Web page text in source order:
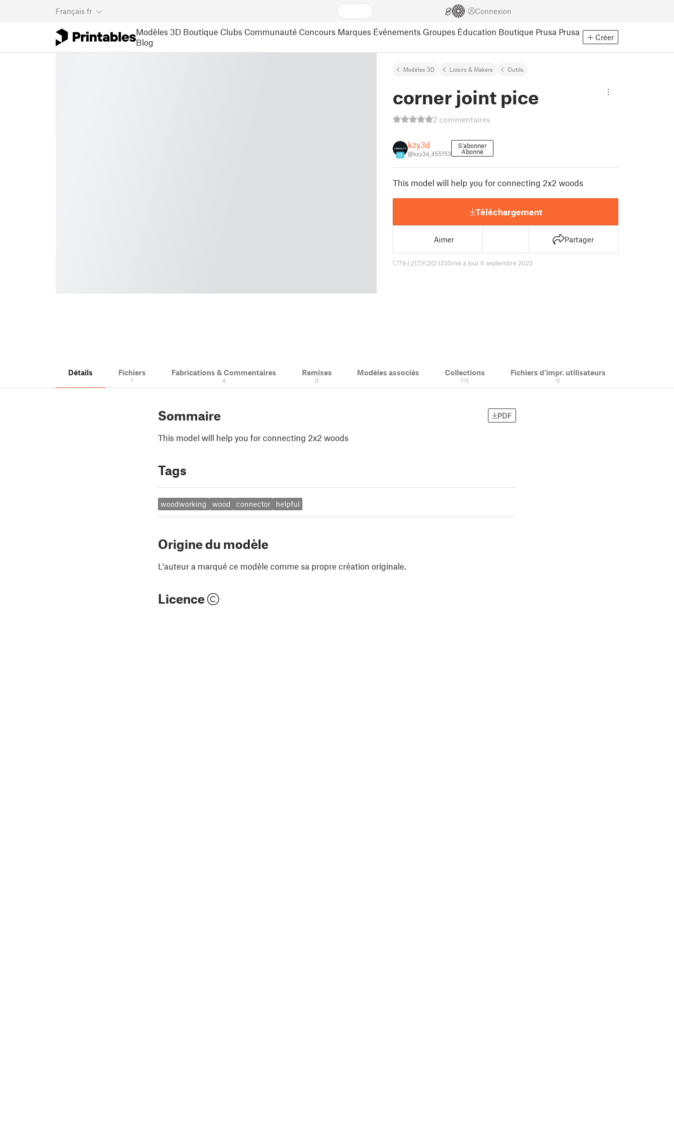
Français fr Connexion
Modèles 3D Boutique Clubs Communauté Concours Marques Événements Groupes Éducation Boutique Prusa Prusa
Blog
Créer
Modèles 3D Loisirs & Makers Outils
corner joint pice
2 commentaires
15
kzy3d
@kzy3d_455153
S'abonner
Abonné
This model will help you for connecting 2x2 woods
Téléchargement
Aimer Partager
79 217 2 1235mis à jour 6 septembre 2023
Détails Fichiers
1
Fabrications & Commentaires
4
Remixes
0
Modèles associés Collections
115
Fichiers d'impr. utilisateurs
0
Sommaire PDF
This model will help you for connecting 2x2 woods
Tags
woodworking wood connector helpful
Origine du modèle
L'auteur a marqué ce modèle comme sa propre création originale.
Licence